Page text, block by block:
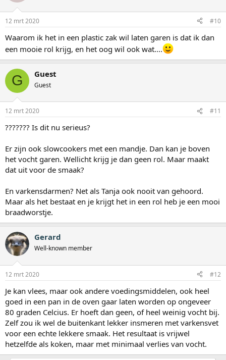
12 mrt 2020 #10
Waarom ik het in een plastic zak wil laten garen is dat ik dan
een mooie rol krijg, en het oog wil ook wat....
G Guest
Guest
12 mrt 2020 #11
??????? Is dit nu serieus?
Er zijn ook slowcookers met een mandje. Dan kan je boven
het vocht garen. Wellicht krijg je dan geen rol. Maar maakt
dat uit voor de smaak?
En varkensdarmen? Net als Tanja ook nooit van gehoord.
Maar als het bestaat en je krijgt het in een rol heb je een mooi
braadworstje.
Gerard
Well-known member
12 mrt 2020 #12
Je kan vlees, maar ook andere voedingsmiddelen, ook heel
goed in een pan in de oven gaar laten worden op ongeveer
80 graden Celcius. Er hoeft dan geen, of heel weinig vocht bij.
Zelf zou ik wel de buitenkant lekker insmeren met varkensvet
voor een echte lekkere smaak. Het resultaat is vrijwel
hetzelfde als koken, maar met minimaal verlies van vocht.